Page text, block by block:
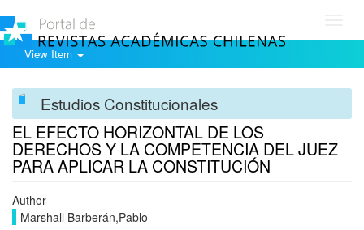
View Item
Estudios Constitucionales
EL EFECTO HORIZONTAL DE LOS
DERECHOS Y LA COMPETENCIA DEL JUEZ
PARA APLICAR LA CONSTITUCIÓN
Author
Marshall Barberán,Pablo